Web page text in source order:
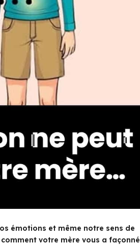
émotions et même notre sens de
votre mère vous a façonné